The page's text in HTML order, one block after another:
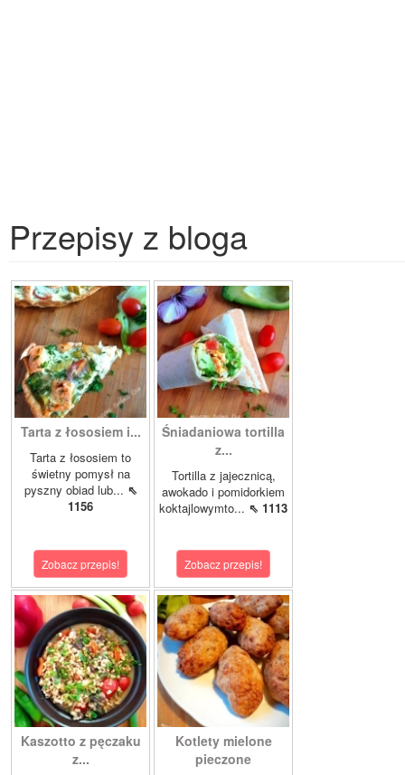
Przepisy z bloga
Tarta z łososiem i...
Tarta z łososiem to
świetny pomysł na
pyszny obiad lub... ⇖
1156
Zobacz przepis!
Śniadaniowa tortilla
z...
Tortilla z jajecznicą,
awokado i pomidorkiem
koktajlowymto... ⇖ 1113
Zobacz przepis!
Kaszotto z pęczaku
z...
Kotlety mielone
pieczone